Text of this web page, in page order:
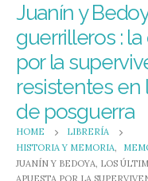
Juanín y
guerrilleros :
por la
resistentes en
de posguerra
HOME
LIBRERÍA
HISTORIA Y MEMORIA,
JUANÍN Y BEDOYA, LOS
APUESTA POR LA